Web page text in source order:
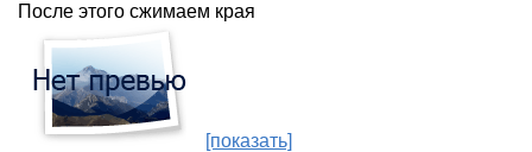
После этого сжимаем края
[показать]